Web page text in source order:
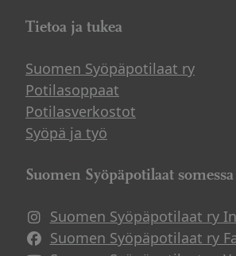
Tietoa ja tukea
Suomen Syöpäpotilaat ry
Potilasoppaat
Potilasverkostot
Syöpä ja työ
Suomen Syöpäpotilaat somessa
Suomen Syöpäpotilaat ry
Suomen Syöpäpotilaat ry